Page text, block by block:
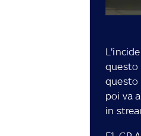
questo
questo
poi va
in